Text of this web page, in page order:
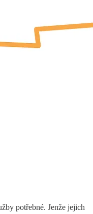
potřebné. Jenže jejich